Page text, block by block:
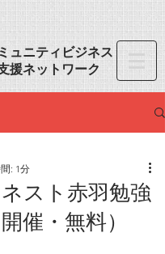
ュニティビジネス
援ネットワーク
ネスト赤羽勉強
催・無料）
: 1分